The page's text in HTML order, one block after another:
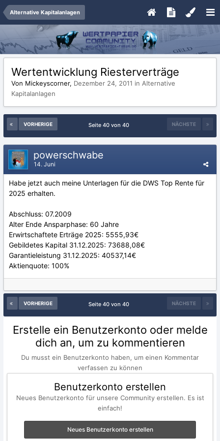
Alternative Kapitalanlagen
Wertentwicklung Riesterverträge
Von Mickeyscorner, Dezember 24, 2011 in Alternative
Kapitalanlagen
VORHERIGE NÄCHSTE
Seite 40 von 40
powerschwabe
14. Juni
Habe jetzt auch meine Unterlagen für die DWS Top Rente für
2025 erhalten.
Abschluss: 07.2009
Alter Ende Ansparphase: 60 Jahre
Erwirtschaftete Erträge 2025: 5555,93€
Gebildetes Kapital 31.12.2025: 73688,08€
Garantieleistung 31.12.2025: 40537,14€
Aktienquote: 100%
VORHERIGE NÄCHSTE
Seite 40 von 40
Erstelle ein Benutzerkonto oder melde
dich an, um zu kommentieren
Du musst ein Benutzerkonto haben, um einen Kommentar
verfassen zu können
Benutzerkonto erstellen
Neues Benutzerkonto für unsere Community erstellen. Es ist
einfach!
Neues Benutzerkonto erstellen